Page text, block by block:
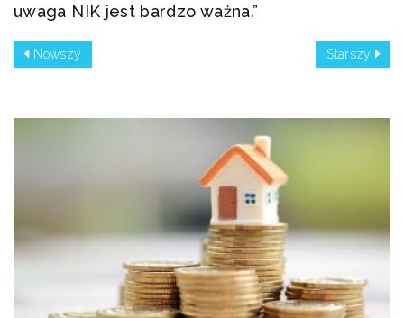
uwaga NIK jest bardzo ważna.”
Nowszy Starszy